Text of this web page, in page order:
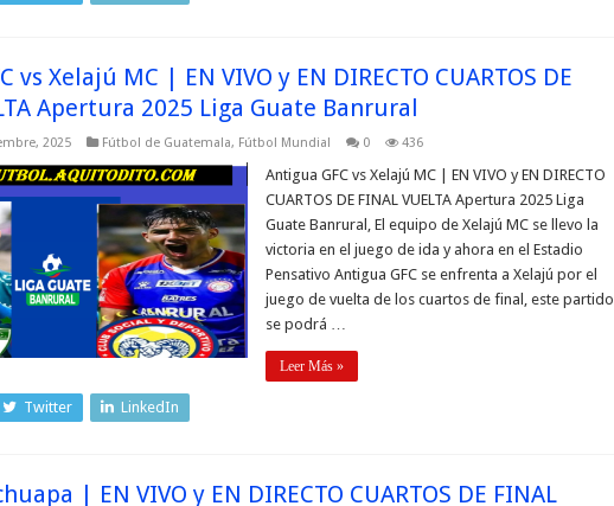
vs Xelajú MC | EN VIVO y EN DIRECTO CUARTOS DE
Apertura 2025 Liga Guate Banrural
2025 Fútbol de Guatemala, Fútbol Mundial 0 436
Antigua GFC vs Xelajú MC | EN VIVO y EN DIRECTO
CUARTOS DE FINAL VUELTA Apertura 2025 Liga
Guate Banrural, El equipo de Xelajú MC se llevo la
victoria en el juego de ida y ahora en el Estadio
Pensativo Antigua GFC se enfrenta a Xelajú por el
juego de vuelta de los cuartos de final, este partido
se podrá …
Leer Más »
Twitter LinkedIn
| EN VIVO y EN DIRECTO CUARTOS DE FINAL